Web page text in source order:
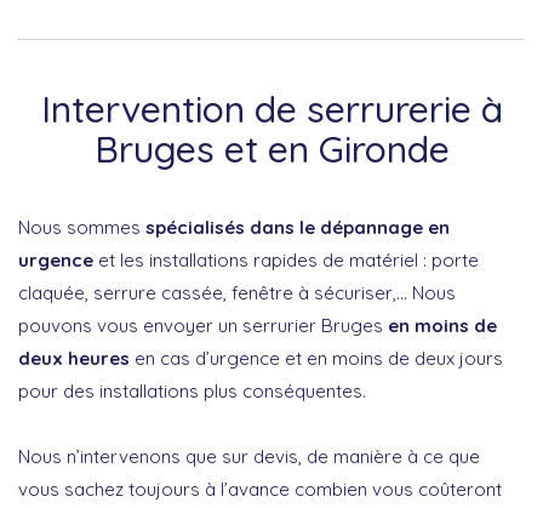
Intervention de serrurerie à
Bruges et en Gironde
Nous sommes spécialisés dans le dépannage en
urgence et les installations rapides de matériel : porte
claquée, serrure cassée, fenêtre à sécuriser,… Nous
pouvons vous envoyer un serrurier Bruges en moins de
deux heures en cas d’urgence et en moins de deux jours
pour des installations plus conséquentes.
Nous n’intervenons que sur devis, de manière à ce que
vous sachez toujours à l’avance combien vous coûteront